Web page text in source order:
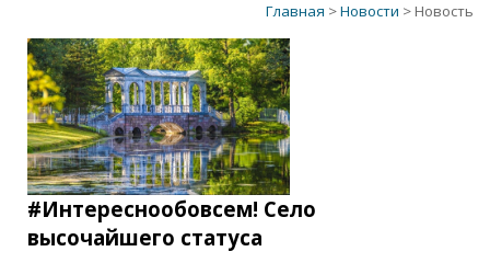
Главная >Новости > Новость
#Интереснообовсем! Село
высочайшего статуса